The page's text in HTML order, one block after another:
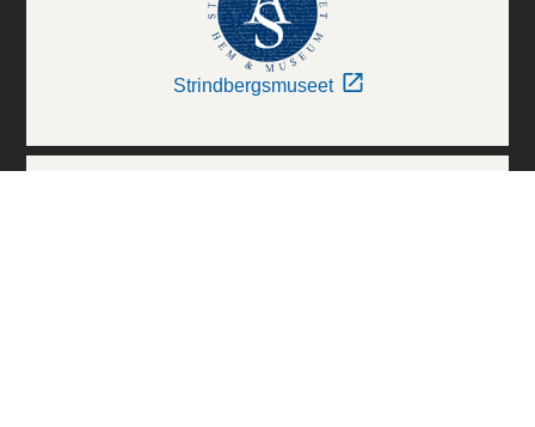
Strindbergsmuseet